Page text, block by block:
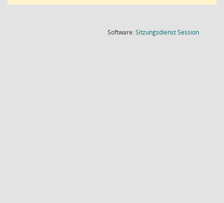
Software:SitzungsdienstSession(Wird in